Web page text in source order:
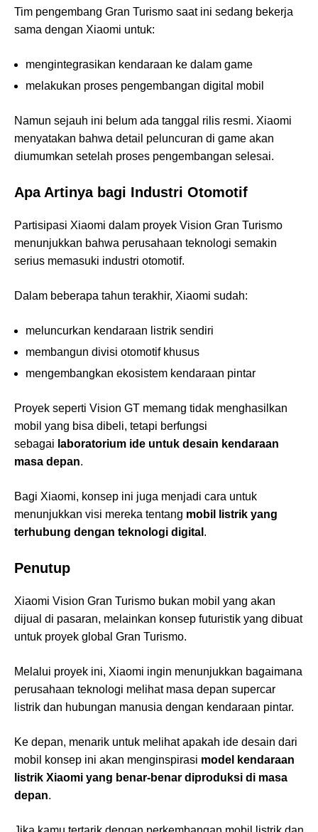
Tim pengembang Gran Turismo saat ini sedang bekerja
sama dengan Xiaomi untuk:
mengintegrasikan kendaraan ke dalam game
melakukan proses pengembangan digital mobil
Namun sejauh ini belum ada tanggal rilis resmi. Xiaomi
menyatakan bahwa detail peluncuran di game akan
diumumkan setelah proses pengembangan selesai.
Apa Artinya bagi Industri Otomotif
Partisipasi Xiaomi dalam proyek Vision Gran Turismo
menunjukkan bahwa perusahaan teknologi semakin
serius memasuki industri otomotif.
Dalam beberapa tahun terakhir, Xiaomi sudah:
meluncurkan kendaraan listrik sendiri
membangun divisi otomotif khusus
mengembangkan ekosistem kendaraan pintar
Proyek seperti Vision GT memang tidak menghasilkan
mobil yang bisa dibeli, tetapi berfungsi
sebagai laboratorium ide untuk desain kendaraan
masa depan.
Bagi Xiaomi, konsep ini juga menjadi cara untuk
menunjukkan visi mereka tentang mobil listrik yang
terhubung dengan teknologi digital .
Penutup
Xiaomi Vision Gran Turismo bukan mobil yang akan
dijual di pasaran, melainkan konsep futuristik yang dibuat
untuk proyek global Gran Turismo.
Melalui proyek ini, Xiaomi ingin menunjukkan bagaimana
perusahaan teknologi melihat masa depan supercar
listrik dan hubungan manusia dengan kendaraan pintar.
Ke depan, menarik untuk melihat apakah ide desain dari
mobil konsep ini akan menginspirasi model kendaraan
listrik Xiaomi yang benar-benar diproduksi di masa
depan.